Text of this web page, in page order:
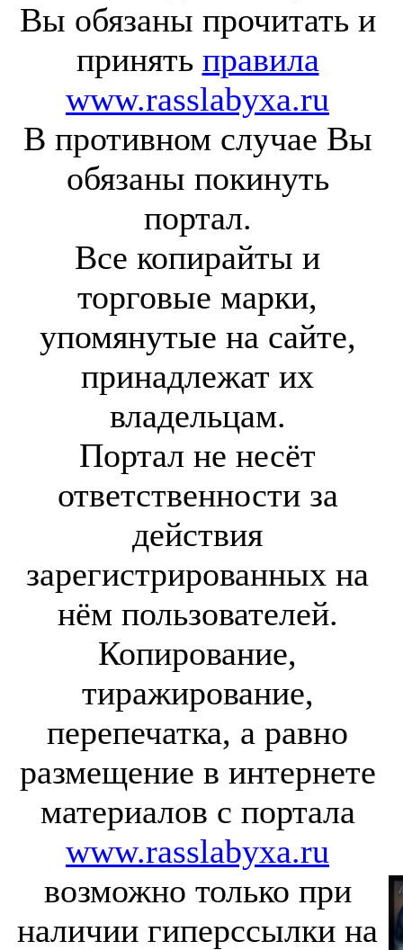
Вы обязаны прочитать и
принять правила
www.rasslabyxa.ru
В противном случае Вы
обязаны покинуть
портал.
Все копирайты и
торговые марки,
упомянутые на сайте,
принадлежат их
владельцам.
Портал не несёт
ответственности за
действия
зарегистрированных на
нём пользователей.
Копирование,
тиражирование,
перепечатка, а равно
размещение в интернете
материалов с портала
www.rasslabyxa.ru
возможно только при
наличии гиперссылки на